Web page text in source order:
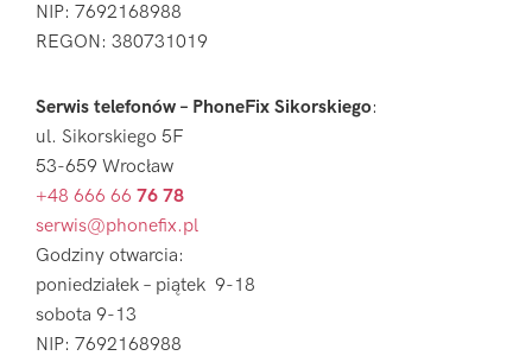
NIP: 7692168988
REGON: 380731019
Serwis telefonów – PhoneFix Sikorskiego:
ul. Sikorskiego 5F
53-659 Wrocław
+48 666 66 76 78
serwis@phonefix.pl
Godziny otwarcia:
poniedziałek – piątek 9-18
sobota 9-13
NIP: 7692168988